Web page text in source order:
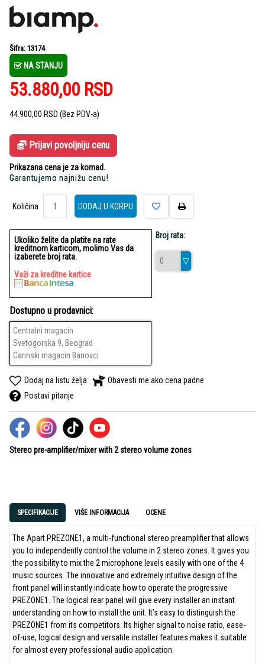
Šifra: 13174
NA STANJU
53.880,00 RSD
44.900,00 RSD (Bez PDV-a)
Prijavi povoljniju cenu
Prikazana cena je za komad.
Garantujemo najnižu cenu!
Količina
Količina
DODAJ U KORPU
Ukoliko želite da platite na rate
kreditnom karticom, molimo Vas da
izaberete broj rata.
Važi za kreditne kartice
Broj rata:
Dostupno u prodavnici:
Centralni magacin
Svetogorska 9, Beograd
Carinski magacin Banovci
Dodaj na listu želja
Obavesti me ako cena padne
Postavi pitanje
Stereo pre-amplifier/mixer with 2 stereo volume zones
SPECIFIKACIJE VIŠE INFORMACIJA OCENE
The Apart PREZONE1, a multi-functional stereo preamplifier that allows
you to independently control the volume in 2 stereo zones. It gives you
the possibility to mix the 2 microphone levels easily with one of the 4
music sources. The innovative and extremely intuitive design of the
front panel will instantly indicate how to operate the progressive
PREZONE1. The logical rear panel will give every installer an instant
understanding on how to install the unit. It’s easy to distinguish the
PREZONE1 from its competitors. Its higher signal to noise ratio, ease-
of-use, logical design and versatile installer features makes it suitable
for almost every professional audio application.